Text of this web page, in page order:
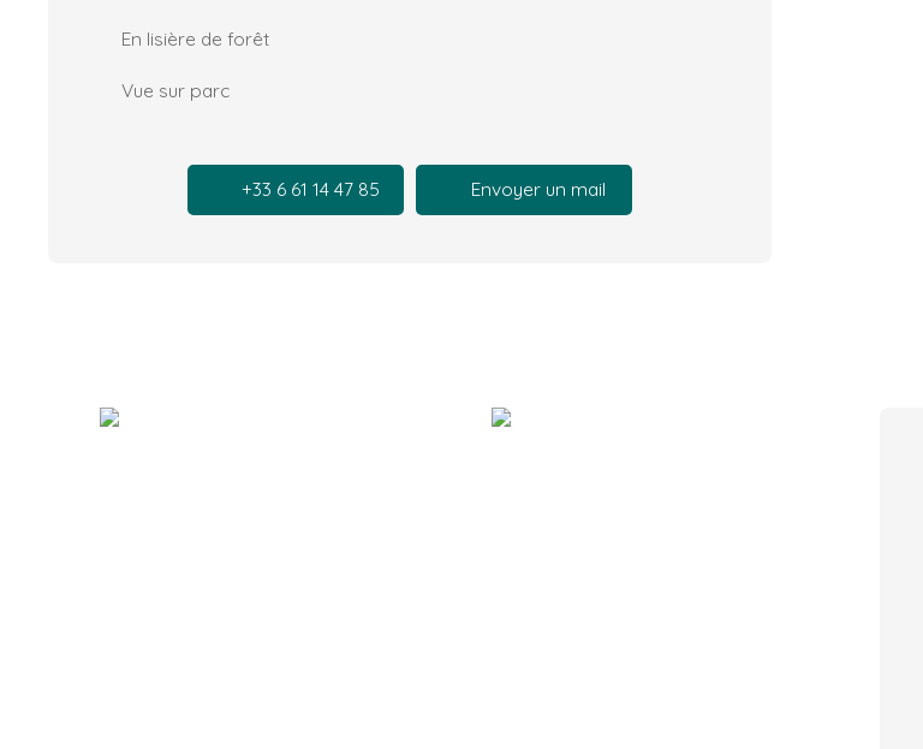
En lisière de forêt
Vue sur parc
+33 6 61 14 47 85 Envoyer un mail